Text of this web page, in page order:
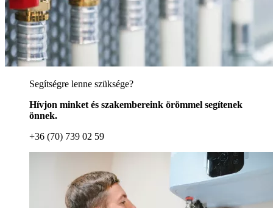
Segítségre lenne szüksége?
Hívjon minket és szakembereink örömmel segítenek
önnek.
+36 (70) 739 02 59